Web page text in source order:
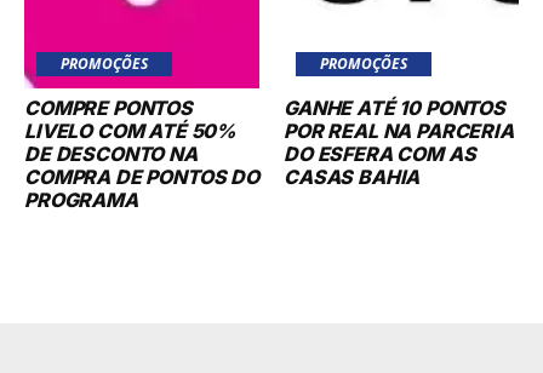
PROMOÇÕES
COMPRE PONTOS
LIVELO COM ATÉ 50%
DE DESCONTO NA
COMPRA DE PONTOS DO
PROGRAMA
PROMOÇÕES
GANHE ATÉ 10 PONTOS
POR REAL NA PARCERIA
DO ESFERA COM AS
CASAS BAHIA